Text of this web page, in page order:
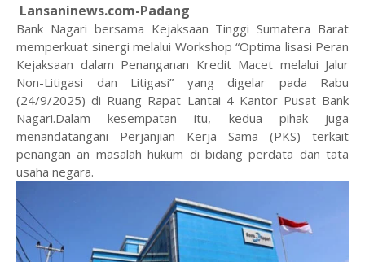
Lansaninews.com-‎Padang
Bank Nagari bersama Kejaksaan Tinggi Sumatera Barat
memperkuat sinergi melalui Workshop “Optima lisasi Peran
Kejaksaan dalam Penanganan Kredit Macet melalui Jalur
Non-Litigasi dan Litigasi” yang digelar pada Rabu
(24/9/2025) di Ruang Rapat Lantai 4 Kantor Pusat Bank
Nagari.Dalam kesempatan itu, kedua pihak juga
menandatangani Perjanjian Kerja Sama (PKS) terkait
penangan an masalah hukum di bidang perdata dan tata
usaha negara.